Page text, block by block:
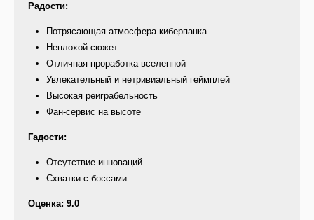
Радости:
Потрясающая атмосфера киберпанка
Неплохой сюжет
Отличная проработка вселенной
Увлекательный и нетривиальный геймплей
Высокая реиграбельность
Фан-сервис на высоте
Гадости:
Отсутствие инноваций
Схватки с боссами
Оценка: 9.0